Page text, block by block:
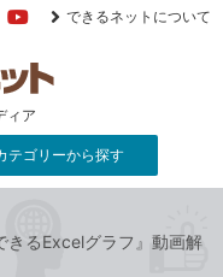
ィア
YouTube
できるネットについて
テゴリーから探す
きるExcelグラフ』動画解